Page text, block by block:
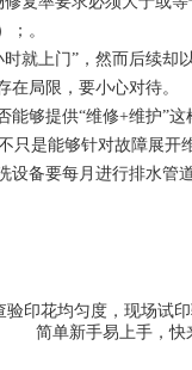
；。
就上门”，然而后续却
局限，要小心对待。
够提供“维修+维护”这
是能够针对故障展开
备要每月进行排水管
印花均匀度，现场试
简单新手易上手，快